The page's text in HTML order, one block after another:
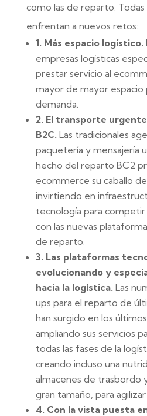
como las de reparto. Todas
enfrentan a nuevos retos:
1. Más espacio logístico.
empresas logísticas
prestar servicio al
mayor de mayor espacio
demanda.
2. El transporte
B2C. Las tradicionales
paquetería y mensajería
hecho del reparto BC2
ecommerce su caballo de
invirtiendo en
tecnología para
con las nuevas
de reparto.
3. Las plataformas
evolucionando y
hacia la logística. Las
ups para el reparto de
han surgido en los
ampliando sus servicios
todas las fases de la
creando incluso una
almacenes de trasbordo
gran tamaño, para
4. Con la vista puesta